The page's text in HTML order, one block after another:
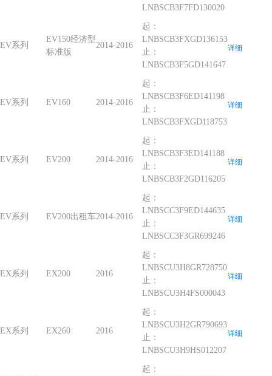
LNBSCB3F7FD130020
EV系列
EV150经济型
标准版
2014-2016
起：
LNBSCB3FXGD136153
止：
LNBSCB3F5GD141647
详细
EV系列 EV160 2014-2016
起：
LNBSCB3F6ED141198
止：
LNBSCB3FXGD118753
详细
EV系列 EV200 2014-2016
起：
LNBSCB3F3ED141188
止：
LNBSCB3F2GD116205
详细
EV系列 EV200出租车2014-2016
起：
LNBSCC3F9ED144635
止：
LNBSCC3F3GR699246
详细
EX系列 EX200 2016
起：
LNBSCU3H8GR728750
止：
LNBSCU3H4FS000043
详细
EX系列 EX260 2016
起：
LNBSCU3H2GR790693
止：
LNBSCU3H9HS012207
详细
起：